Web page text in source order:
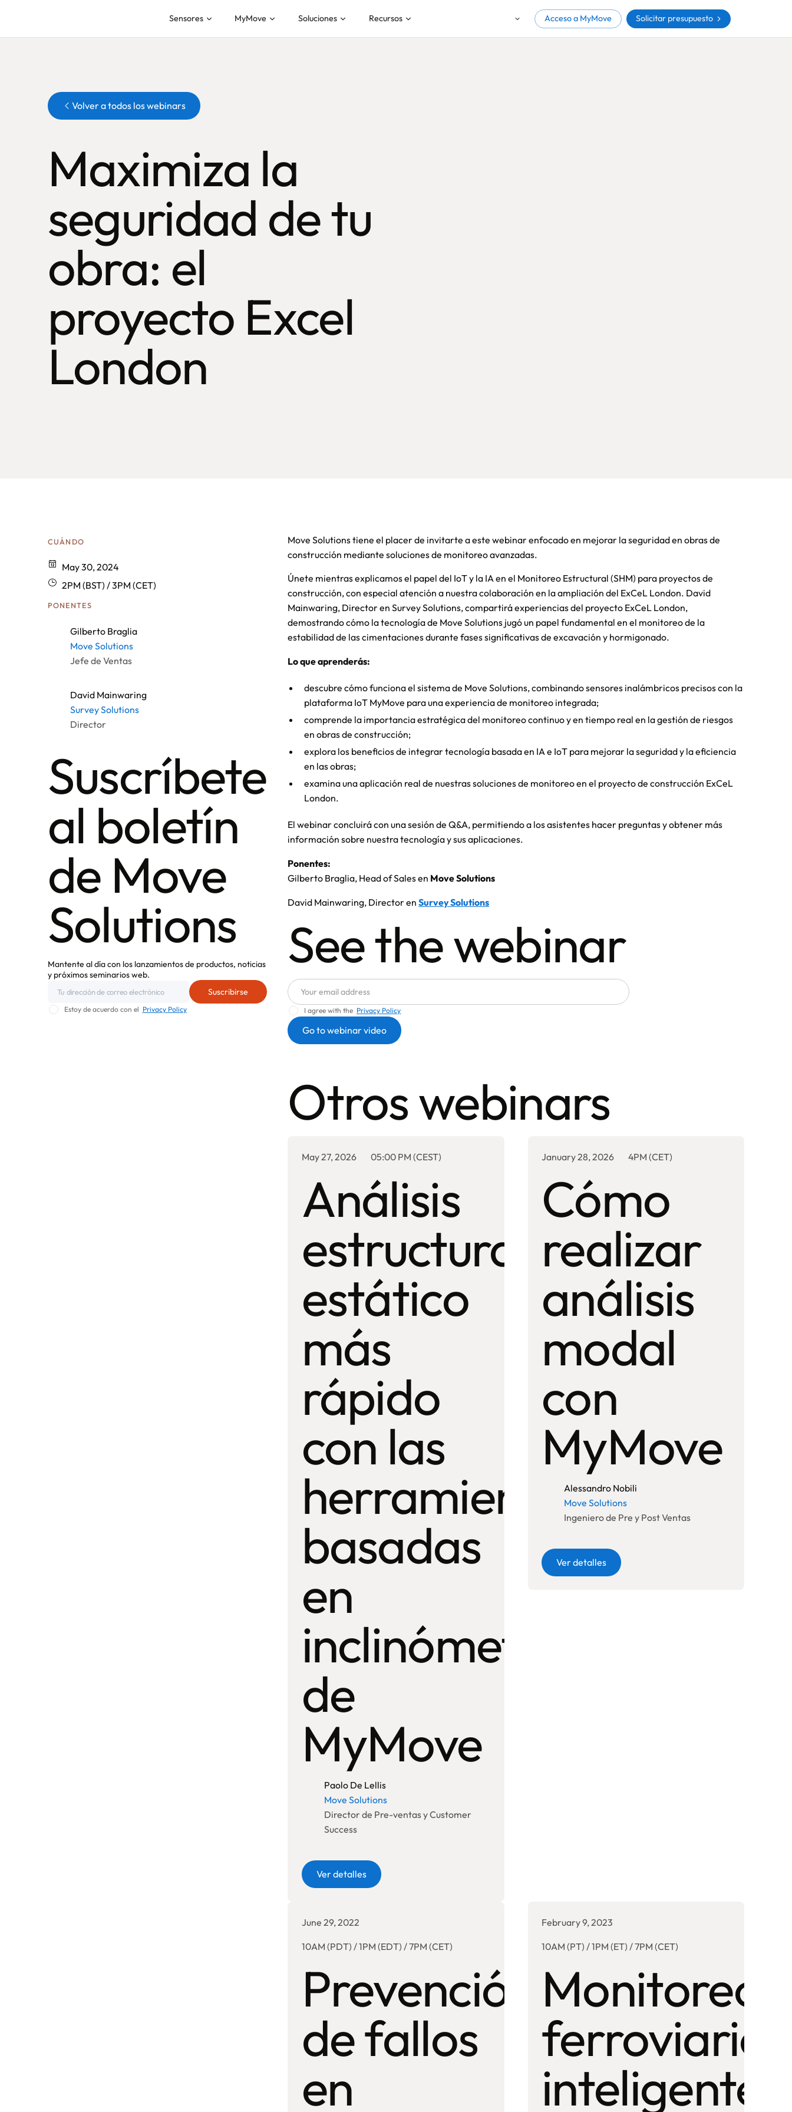
Sensores MyMove Soluciones Recursos Acceso a MyMove Solicitar presupuesto
Volver a todos los webinars
Maximiza la
seguridad de tu
obra: el
proyecto Excel
London
CUÁNDO
May 30, 2024
2PM (BST) / 3PM (CET)
PONENTES
Gilberto Braglia
Move Solutions
Jefe de Ventas
David Mainwaring
Survey Solutions
Director
Suscríbete
al boletín
de Move
Solutions
Mantente al día con los lanzamientos de productos, noticias
y próximos seminarios web.
Estoy de acuerdo con el Privacy Policy
Move Solutions tiene el placer de invitarte a este webinar enfocado en mejorar la seguridad en obras de
construcción mediante soluciones de monitoreo avanzadas.
Únete mientras explicamos el papel del IoT y la IA en el Monitoreo Estructural (SHM) para proyectos de
construcción, con especial atención a nuestra colaboración en la ampliación del ExCeL London. David
Mainwaring, Director en Survey Solutions, compartirá experiencias del proyecto ExCeL London,
demostrando cómo la tecnología de Move Solutions jugó un papel fundamental en el monitoreo de la
estabilidad de las cimentaciones durante fases significativas de excavación y hormigonado.
Lo que aprenderás:
descubre cómo funciona el sistema de Move Solutions, combinando sensores inalámbricos precisos con la
plataforma IoT MyMove para una experiencia de monitoreo integrada;
comprende la importancia estratégica del monitoreo continuo y en tiempo real en la gestión de riesgos
en obras de construcción;
explora los beneficios de integrar tecnología basada en IA e IoT para mejorar la seguridad y la eficiencia
en las obras;
examina una aplicación real de nuestras soluciones de monitoreo en el proyecto de construcción ExCeL
London.
El webinar concluirá con una sesión de Q&A, permitiendo a los asistentes hacer preguntas y obtener más
información sobre nuestra tecnología y sus aplicaciones.
Ponentes:
Gilberto Braglia, Head of Sales en Move Solutions
David Mainwaring, Director enSurvey Solutions
See the webinar
I agree with the Privacy Policy
Otros webinars
May 27, 2026 05:00 PM (CEST)
Análisis
estructural
estático
más
rápido
con las
herramientas
basadas
en
inclinómetros
de
MyMove
Paolo De Lellis
Move Solutions
Director de Pre-ventas y Customer
Success
Ver detalles
January 28, 2026 4PM (CET)
Cómo
realizar
análisis
modal
con
MyMove
Alessandro Nobili
Move Solutions
Ingeniero de Pre y Post Ventas
Ver detalles
June 29, 2022
10AM (PDT) / 1PM (EDT) / 7PM (CET)
Prevención
de fallos
en
February 9, 2023
10AM (PT) / 1PM (ET) / 7PM (CET)
Monitoreo
ferroviario
inteligente